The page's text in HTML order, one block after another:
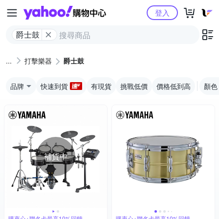
Yahoo購物中心
爵士鼓
登入
打擊樂器 爵士鼓
品牌 快速到貨 有現貨 挑戰低價 價格低到高 顏色
補貨中